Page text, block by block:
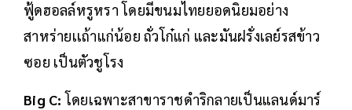
ฟู้ดฮอลล์หรูหรา โดยมีขนมไทยยอดนิยมอย่าง
สาหร่ายเเถ้าแก่น้อย ถั่วโก๋แก่ และมันฝรั่งเลย์รสข้าว
ซอย เป็นตัวชูโรง
Big C: โดยเฉพาะสาขาราชดำริกลายเป็นแลนด์มาร์